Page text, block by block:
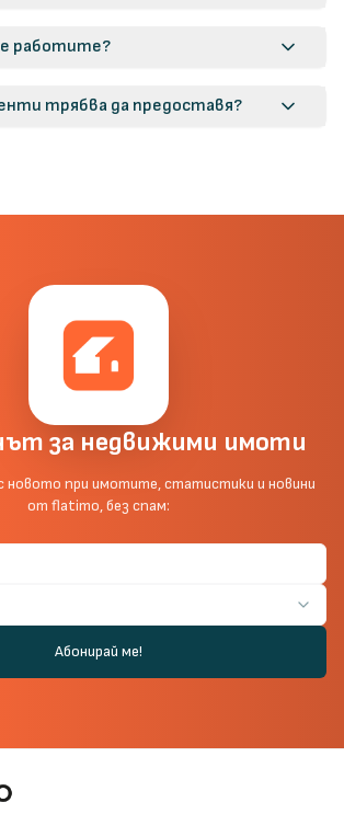
работите?
трябва да предоставя?
за недвижими имоти
новото при имотите, статистики и новини
от flatimo, без спам:
Абонирай ме!